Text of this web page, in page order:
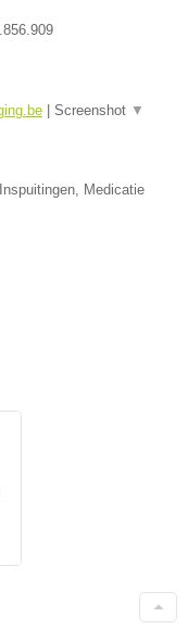
Screenshot ▼
Medicatie